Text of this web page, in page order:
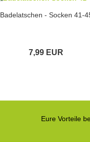
Badelatschen - Socken 41-
7,99 EUR
Eure Vorteile